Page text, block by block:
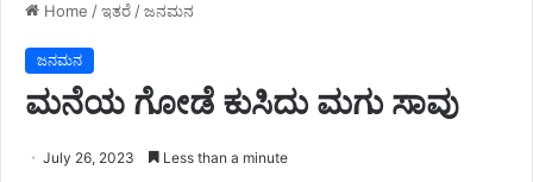
Home /ಇತರೆ/ಜನಮನ
ಜನಮನ
ಮನೆಯ ಗೋಡೆ ಕುಸಿದು ಮಗು ಸಾವು
July 26, 2023 Less than a minute